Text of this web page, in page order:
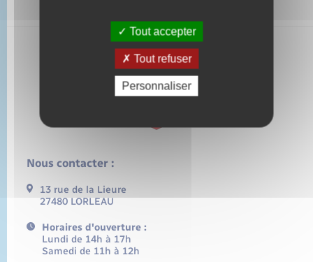
Nous contacter :
13 rue de la Lieure
27480 LORLEAU
Horaires d'ouverture :
Lundi de 14h à 17h
Samedi de 11h à 12h
Tout accepter
Tout refuser
Personnaliser